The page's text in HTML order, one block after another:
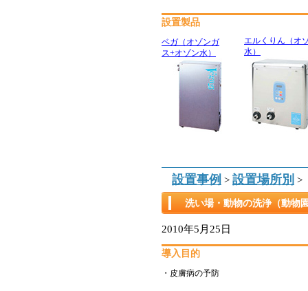
設置製品
ベガ（オゾンガ
ス+オゾン水）
エルくりん（オ
水）
設置事例 > 設置場所別 >
洗い場・動物の洗浄（動物
2010年5月25日
導入目的
・皮膚病の予防